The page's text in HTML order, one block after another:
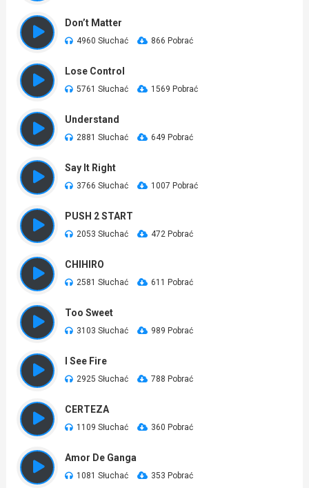
Don’t Matter
4960 Słuchać 866 Pobrać
Lose Control
5761 Słuchać 1569 Pobrać
Understand
2881 Słuchać 649 Pobrać
Say It Right
3766 Słuchać 1007 Pobrać
PUSH 2 START
2053 Słuchać 472 Pobrać
CHIHIRO
2581 Słuchać 611 Pobrać
Too Sweet
3103 Słuchać 989 Pobrać
I See Fire
2925 Słuchać 788 Pobrać
CERTEZA
1109 Słuchać 360 Pobrać
Amor De Ganga
1081 Słuchać 353 Pobrać